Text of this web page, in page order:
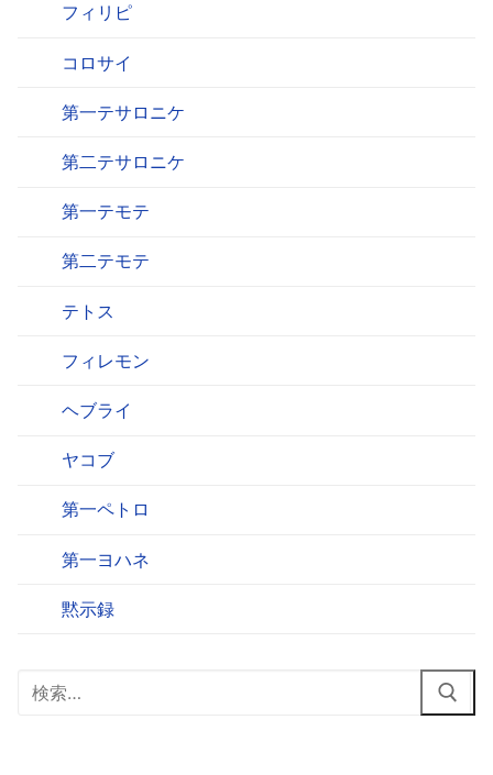
フィリピ
コロサイ
第一テサロニケ
第二テサロニケ
第一テモテ
第二テモテ
テトス
フィレモン
ヘブライ
ヤコブ
第一ペトロ
第一ヨハネ
黙示録